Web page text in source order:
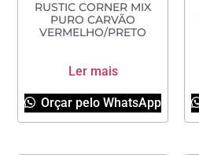
RUSTIC CORNER MIX
PURO CARVÃO
VERMELHO/PRETO
Ler mais
Orçar pelo WhatsApp